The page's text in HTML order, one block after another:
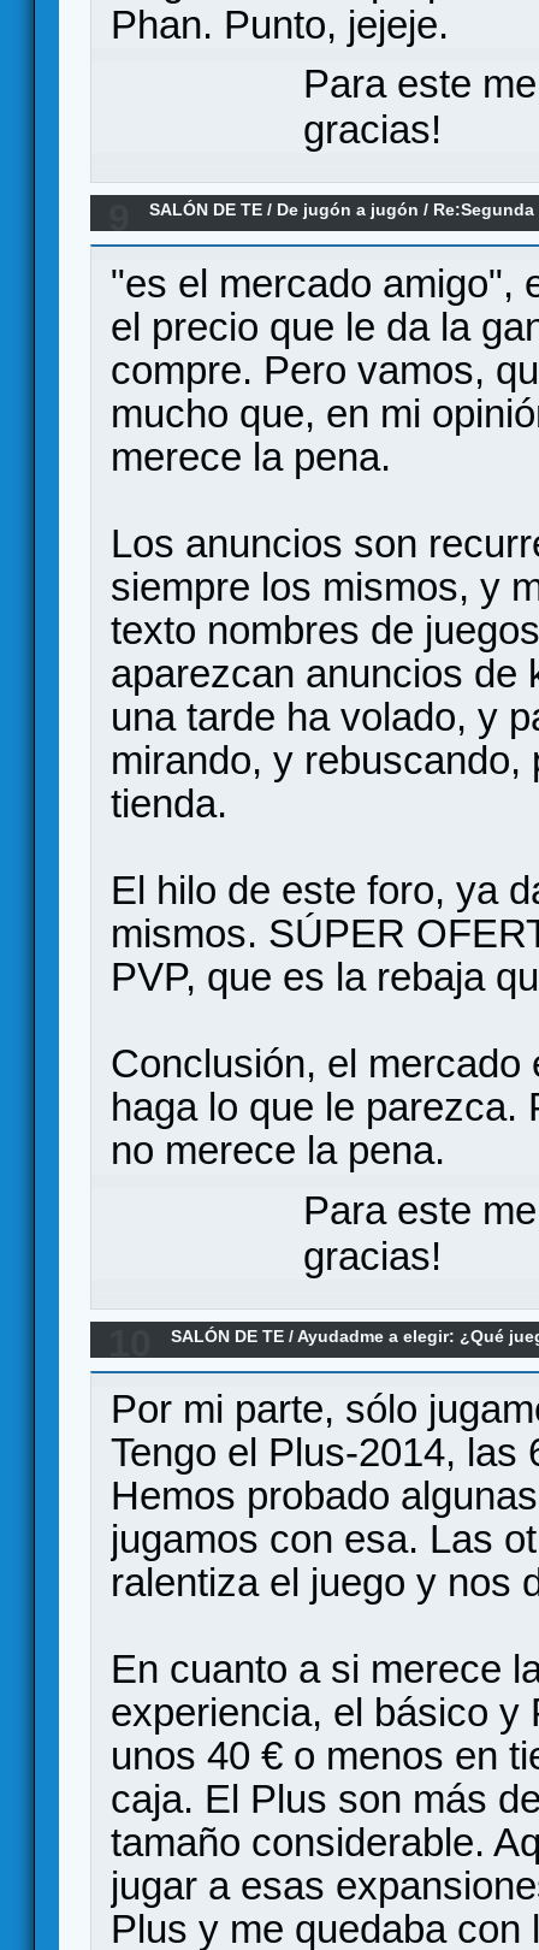
Phan. Punto, jejeje.
Para este
gracias!
SALÓN DE TE / De jugón a jugón /
"es el mercado amigo",
el precio que le da la
compre. Pero vamos,
mucho que, en mi
merece la pena.
Los anuncios son
siempre los mismos, y
texto nombres de
aparezcan anuncios de
una tarde ha volado, y
mirando, y
tienda.
El hilo de este foro, ya
mismos. SÚPER
PVP, que es la rebaja
Conclusión, el
haga lo que le parezca.
no merece la pena.
Para este
gracias!
SALÓN DE TE /Ayudadme a elegir: ¿Qué
Por mi parte, sólo
Tengo el Plus-2014, las
Hemos probado
jugamos con esa. Las
ralentiza el juego y nos
En cuanto a si merece
experiencia, el básico y
unos 40 € o menos en
caja. El Plus son más
tamaño considerable.
jugar a esas
Plus y me quedaba